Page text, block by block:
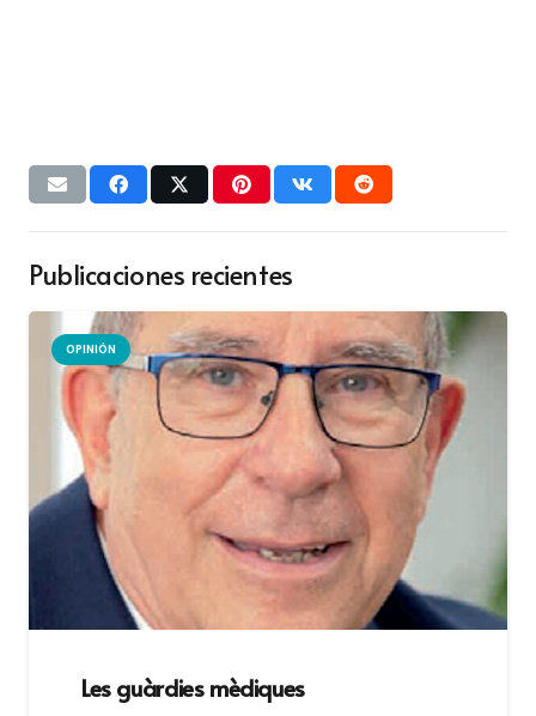
Publicaciones recientes
OPINIÓN
Les guàrdies mèdiques